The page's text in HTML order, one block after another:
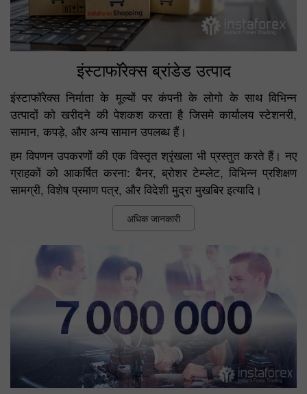
इंस्टाफॉरेक्स ब्रांडेड उत्पाद
इंस्टाफॉरेक्स निर्माता के मूल्यों पर कंपनी के लोगो के साथ विभिन्न
उत्पादों को खरीदने की पेशकश करता है जिसमे कार्यालय स्टेशनरी,
सामान, कपड़े, और अन्य सामान उपलब्ध हैं।
हम विपणन उपकरणों की एक विस्तृत श्रृंखला भी प्रस्तुत करते हैं। नए
ग्राहकों को आकर्षित करना: बैनर, ब्रोशर टेम्प्लेट, विभिन्न प्रशिक्षण
सामग्री, विशेष प्रमाण पत्र, और विदेशी मुद्रा मुखबिर इत्यादि।
अधिक जानकारी